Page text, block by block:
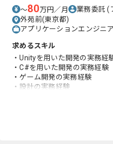
〜80万円／月 業務委託(
外苑前(東京都)
アプリケーションエンジニ
求めるスキル
・Unityを用いた開発の実務経
・C#を用いた開発の実務経験
・ゲーム開発の実務経験
・設計の実務経験